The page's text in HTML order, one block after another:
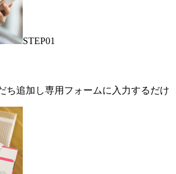
STEP01
ち追加し専用フォームに入力するだけ